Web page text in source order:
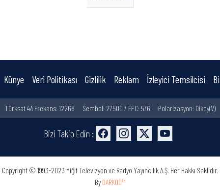
Künye Veri Politikası Gizlilik Reklam İzleyici Temsilcisi
Türksat 4A Frekans: 12268 Sembol: 27500 / FEC: 5/6 Polarizasyon: Dikey(V)
Bizi Takip Edin :
Copyright © 1993-2023 Yiğit Televizyon ve Radyo Yayıncılık A.Ş. Her Hakkı Saklıdır.
By DARKOD™